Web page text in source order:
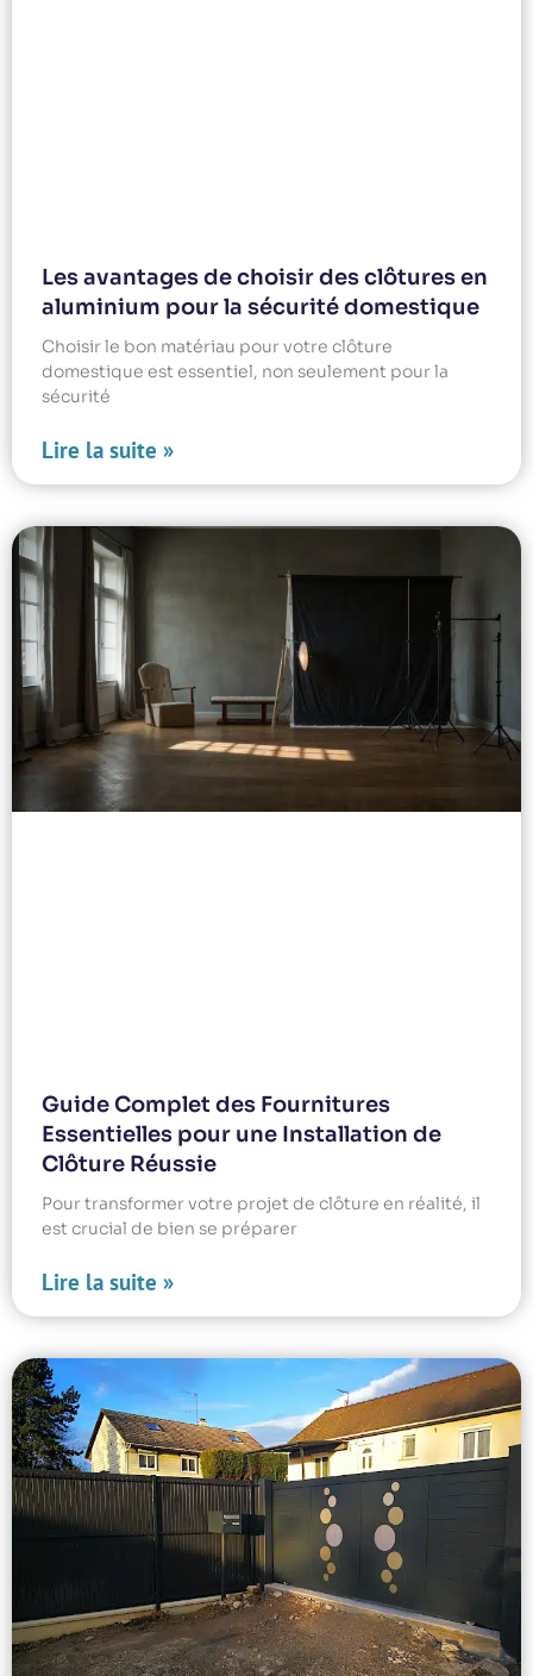
Les avantages de choisir des clôtures en
aluminium pour la sécurité domestique
Choisir le bon matériau pour votre clôture
domestique est essentiel, non seulement pour la
sécurité
Lire la suite »
Guide Complet des Fournitures
Essentielles pour une Installation de
Clôture Réussie
Pour transformer votre projet de clôture en réalité, il
est crucial de bien se préparer
Lire la suite »